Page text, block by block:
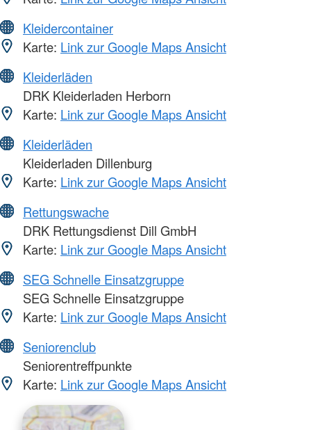
Kleidercontainer
Karte: Link zur Google Maps Ansicht
Kleiderläden
DRK Kleiderladen Herborn
Karte: Link zur Google Maps Ansicht
Kleiderläden
Kleiderladen Dillenburg
Karte: Link zur Google Maps Ansicht
Rettungswache
DRK Rettungsdienst Dill GmbH
Karte: Link zur Google Maps Ansicht
SEG Schnelle Einsatzgruppe
SEG Schnelle Einsatzgruppe
Karte: Link zur Google Maps Ansicht
Seniorenclub
Seniorentreffpunkte
Karte: Link zur Google Maps Ansicht